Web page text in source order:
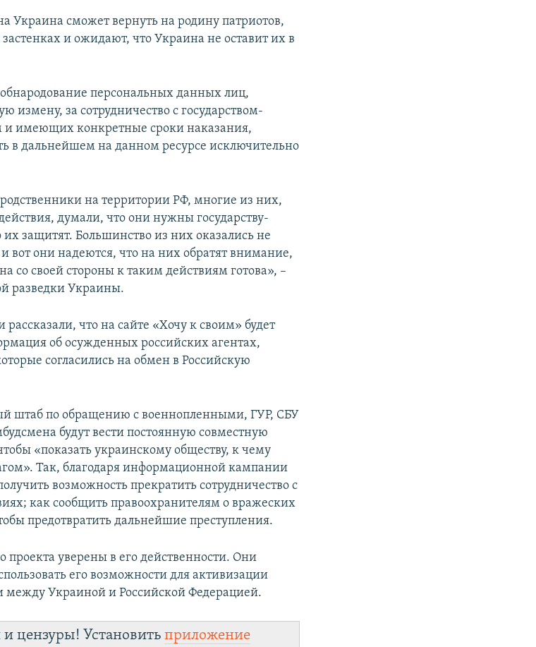
Украина сможет вернуть на родину патриотов,
и ожидают, что Украина не оставит их в
персональных данных лиц,
измену, за сотрудничество с государством-
и имеющих конкретные сроки наказания,
в дальнейшем на данном ресурсе исключительно
на территории РФ, многие из них,
думали, что они нужны государству-
их защитят. Большинство из них оказались не
они надеются, что на них обратят внимание,
со своей стороны к таким действиям готова», –
разведки Украины.
что на сайте «Хочу к своим» будет
об осужденных российских агентах,
согласились на обмен в Российскую
штаб по обращению с военнопленными, ГУР, СБУ
будут вести постоянную совместную
«показать украинскому обществу, к чему
Так, благодаря информационной кампании
возможность прекратить сотрудничество с
как сообщить правоохранителям о вражеских
предотвратить дальнейшие преступления.
проекта уверены в его действенности. Они
его возможности для активизации
между Украиной и Российской Федерацией.
и цензуры! Установитьприложение